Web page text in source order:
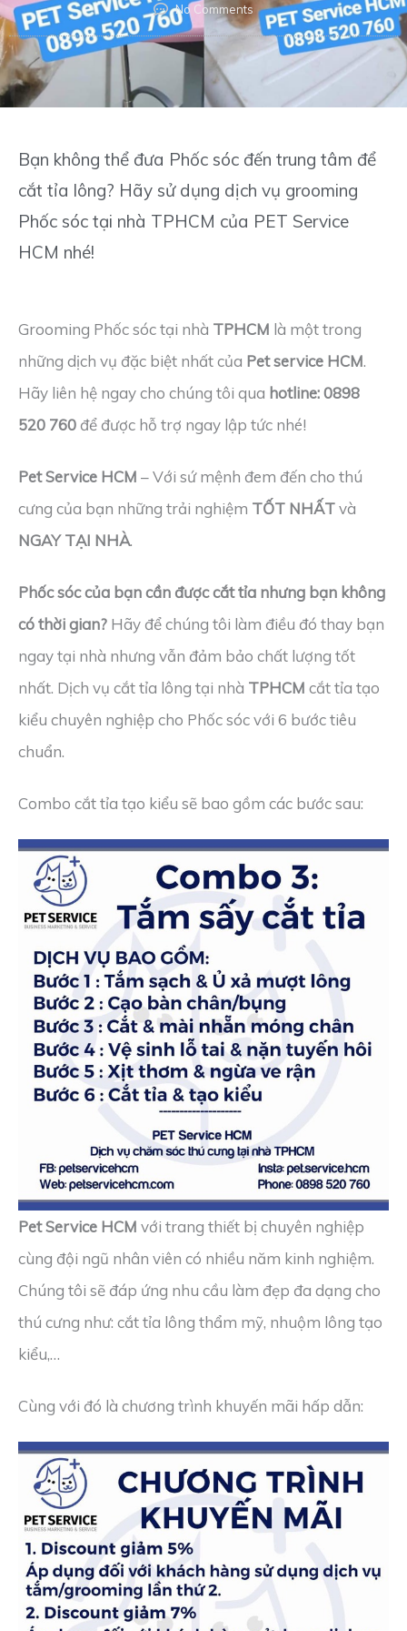
No Comments
Bạn không thể đưa Phốc sóc đến trung tâm để
cắt tỉa lông? Hãy sử dụng dịch vụ grooming
Phốc sóc tại nhà TPHCM của PET Service
HCM nhé!
Grooming Phốc sóc tại nhà TPHCM là một trong
những dịch vụ đặc biệt nhất của Pet service HCM.
Hãy liên hệ ngay cho chúng tôi qua hotline: 0898
520 760 để được hỗ trợ ngay lập tức nhé!
Pet Service HCM – Với sứ mệnh đem đến cho thú
cưng của bạn những trải nghiệm TỐT NHẤTvà
NGAY TẠI NHÀ.
Phốc sóc của bạn cần được cắt tỉa nhưng bạn không
có thời gian? Hãy để chúng tôi làm điều đó thay bạn
ngay tại nhà nhưng vẫn đảm bảo chất lượng tốt
nhất. Dịch vụ cắt tỉa lông tại nhà TPHCM cắt tỉa tạo
kiểu chuyên nghiệp cho Phốc sóc với 6 bước tiêu
chuẩn.
Combo cắt tỉa tạo kiểu sẽ bao gồm các bước sau:
Pet Service HCM với trang thiết bị chuyên nghiệp
cùng đội ngũ nhân viên có nhiều năm kinh nghiệm.
Chúng tôi sẽ đáp ứng nhu cầu làm đẹp đa dạng cho
thú cưng như: cắt tỉa lông thẩm mỹ, nhuộm lông tạo
kiểu,…
Cùng với đó là chương trình khuyến mãi hấp dẫn: